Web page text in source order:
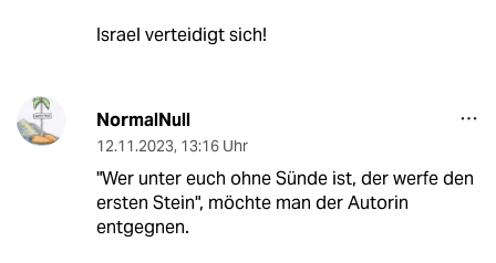
Israel verteidigt sich!
NormalNull
12.11.2023, 13:16 Uhr
"Wer unter euch ohne Sünde ist, der werfe den
ersten Stein", möchte man der Autorin
entgegnen.